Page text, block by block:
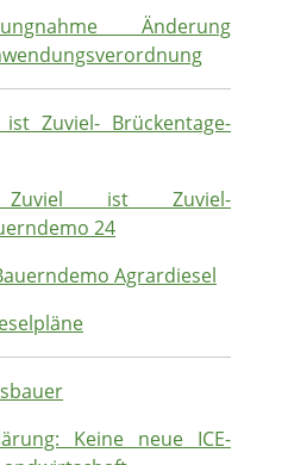
Änderung
ist Zuviel- Brückentage-
Zuviel ist Zuviel-
24
Agrardiesel
Keine neue ICE-